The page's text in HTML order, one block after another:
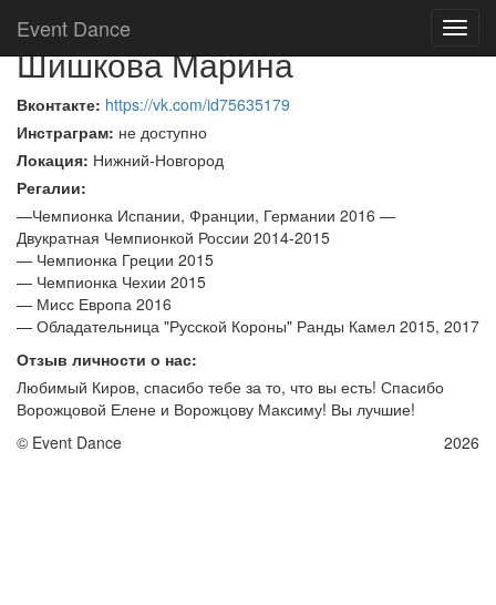
Event Dance
Шишкова Марина
Вконтакте: https://vk.com/id75635179
Инстраграм: не доступно
Локация: Нижний-Новгород
Регалии:
—Чемпионка Испании, Франции, Германии 2016 —
Двукратная Чемпионкой России 2014-2015
— Чемпионка Греции 2015
— Чемпионка Чехии 2015
— Мисс Европа 2016
— Обладательница "Русской Короны" Ранды Камел 2015, 2017
Отзыв личности о нас:
Любимый Киров, спасибо тебе за то, что вы есть! Спасибо
Ворожцовой Елене и Ворожцову Максиму! Вы лучшие!
© Event Dance
2026